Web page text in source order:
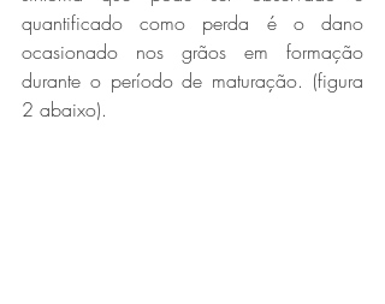
quantificado como perda é o dano
ocasionado nos grãos em formação
durante o período de maturação. (figura
2 abaixo).